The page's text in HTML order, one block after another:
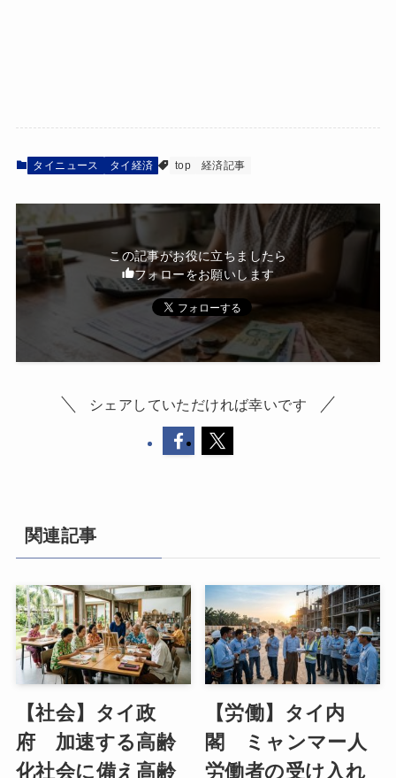
タイニュース タイ経済 top 経済記事
この記事がお役に立ちましたら
フォローをお願いします
シェアしていただければ幸いです
関連記事
【社会】タイ政
府 加速する高齢
化社会に備え高齢
【労働】タイ内
閣 ミャンマー人
労働者の受け入れ